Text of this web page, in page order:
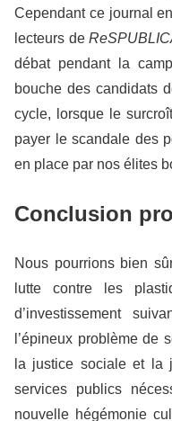
Cependant ce journal
lecteurs de
débat pendant la
bouche des candidats
cycle, lorsque le
payer le scandale des
en place par nos élites
Conclusion
Nous pourrions bien
lutte contre les
d’investissement
l’épineux problème de
la justice sociale et la
services publics
nouvelle hégémonie